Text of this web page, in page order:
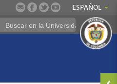
ESPAÑOL